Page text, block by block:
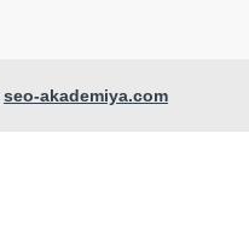
seo-akademiya.com